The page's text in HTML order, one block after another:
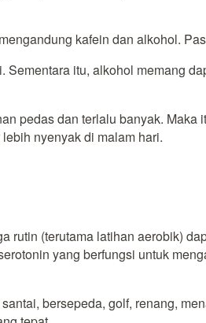
kafein dan alkohol.
itu, alkohol memang
pedas dan terlalu banyak.
nyenyak di malam hari.
(terutama latihan aerobik)
yang berfungsi untuk
bersepeda, golf, renang,